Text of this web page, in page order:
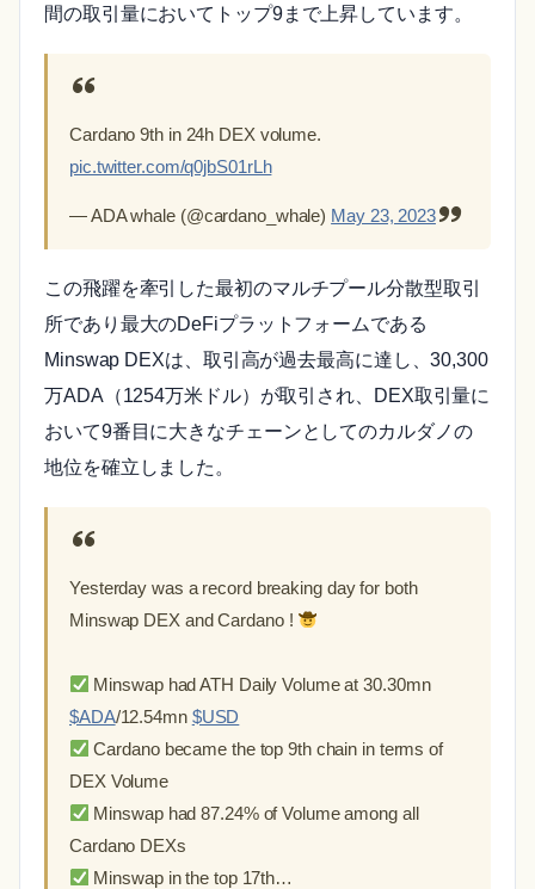
間の取引量においてトップ9まで上昇しています。
Cardano 9th in 24h DEX volume.
pic.twitter.com/q0jbS01rLh
— ADA whale (@cardano_whale) May 23, 2023
この飛躍を牽引した最初のマルチプール分散型取引
所であり最大のDeFiプラットフォームである
Minswap DEXは、取引高が過去最高に達し、30,300
万ADA（1254万米ドル）が取引され、DEX取引量に
おいて9番目に大きなチェーンとしてのカルダノの
地位を確立しました。
Yesterday was a record breaking day for both
Minswap DEX and Cardano !
Minswap had ATH Daily Volume at 30.30mn
$ADA/12.54mn $USD
Cardano became the top 9th chain in terms of
DEX Volume
Minswap had 87.24% of Volume among all
Cardano DEXs
Minswap in the top 17th…